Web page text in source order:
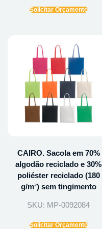
Solicitar Orçamento
CAIRO. Sacola em 70%
algodão reciclado e 30%
poliéster reciclado (180
g/m²) sem tingimento
SKU: MP-0092084
Solicitar Orçamento